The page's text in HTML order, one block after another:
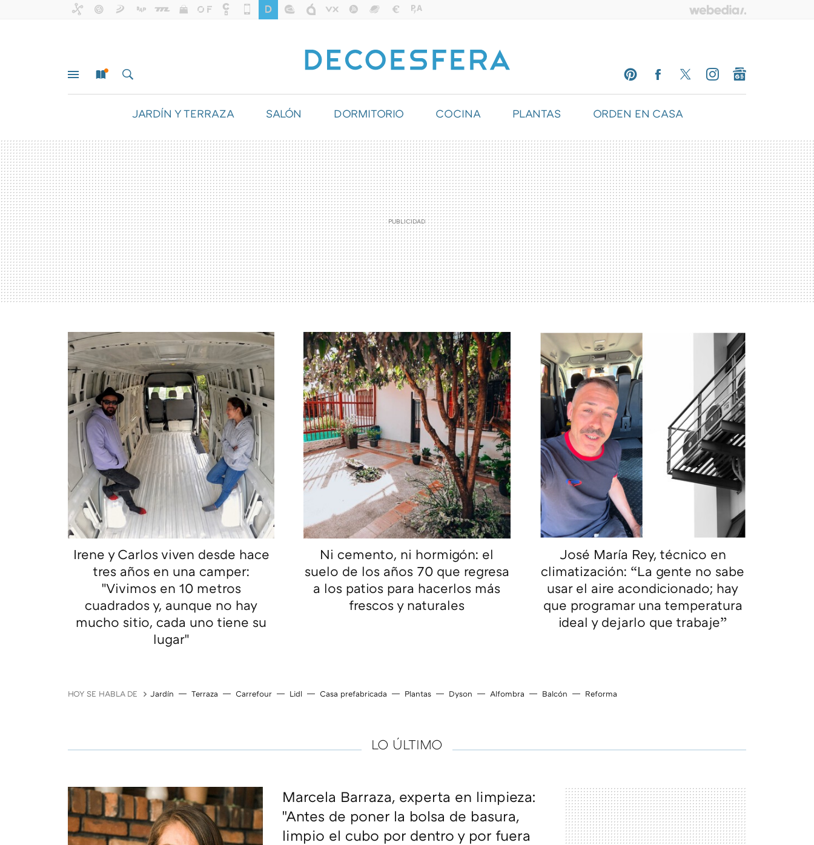
JARDÍN Y TERRAZA SALÓN DORMITORIO COCINA PLANTAS ORDEN EN CASA
ILUMINACIÓN
Irene y Carlos viven desde hace
tres años en una camper:
"Vivimos en 10 metros
cuadrados y, aunque no hay
mucho sitio, cada uno tiene su
lugar"
Ni cemento, ni hormigón: el
suelo de los años 70 que regresa
a los patios para hacerlos más
frescos y naturales
José María Rey, técnico en
climatización: “La gente no sabe
usar el aire acondicionado; hay
que programar una temperatura
ideal y dejarlo que trabaje”
HOY SE HABLA DE Jardín Terraza Carrefour Lidl Casa prefabricada Plantas Dyson Alfombra Balcón Reforma
LO ÚLTIMO
Marcela Barraza, experta en limpieza:
"Antes de poner la bolsa de basura,
limpio el cubo por dentro y por fuera